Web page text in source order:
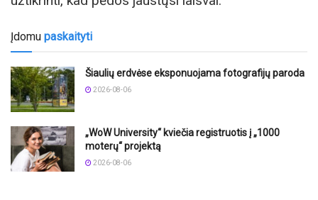
Įdomu paskaityti
Šiaulių erdvėse eksponuojama fotografijų paroda
2026-08-06
„WoW University“ kviečia registruotis į „1000
moterų“ projektą
2026-08-06